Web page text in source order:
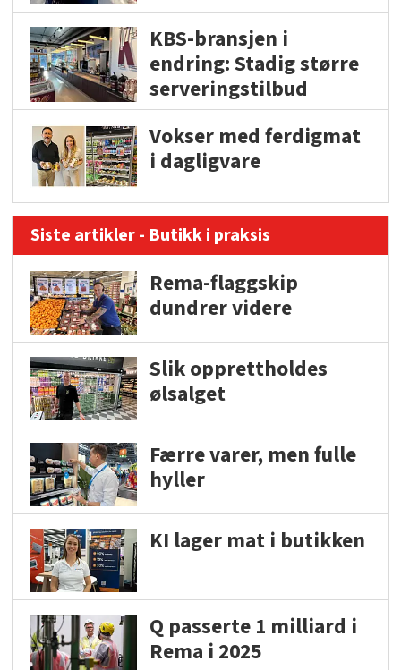
KBS-bransjen i
endring: Stadig større
serveringstilbud
Vokser med ferdigmat
i dagligvare
Siste artikler - Butikk i praksis
Rema-flaggskip
dundrer videre
Slik opprettholdes
ølsalget
Færre varer, men fulle
hyller
KI lager mat i butikken
Q passerte 1 milliard i
Rema i 2025